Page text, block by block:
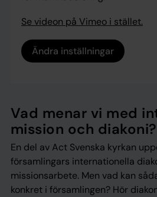
Se videon på Vimeo i stället.
Ändra inställningar
Vad menar vi med
mission och diakoni?
En del av Act Svenska kyrkan
församlingars internationella
missionsarbete. Men vad kan
konkret i församlingen? Hör